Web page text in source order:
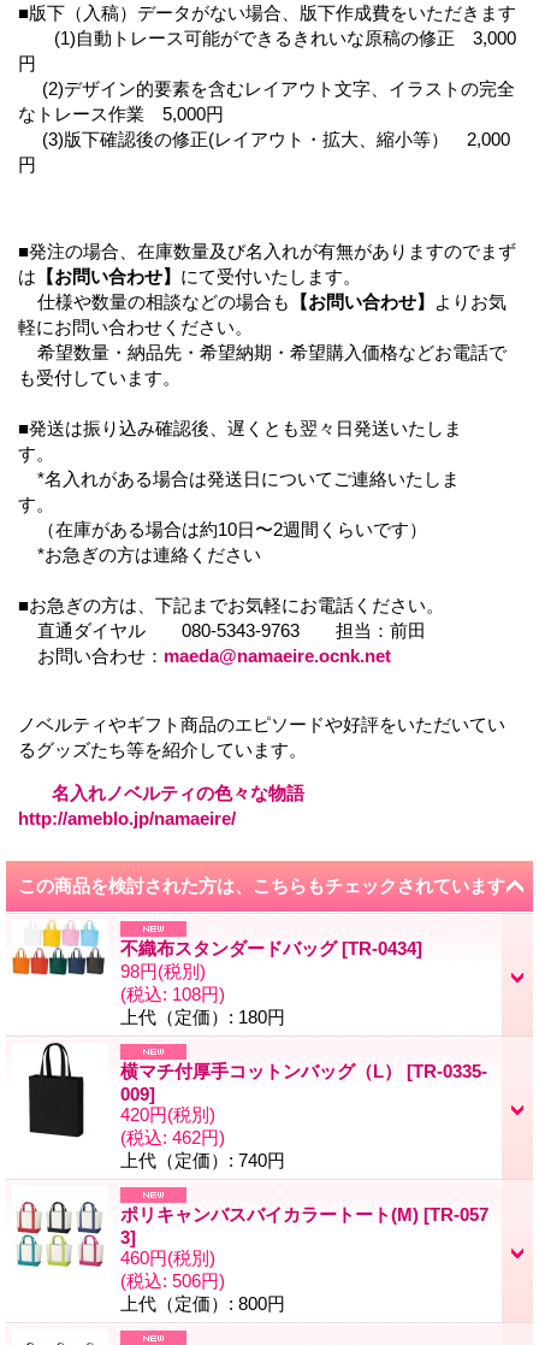
■版下（入稿）データがない場合、版下作成費をいただきます
(1)自動トレース可能ができるきれいな原稿の修正 3,000
円
(2)デザイン的要素を含むレイアウト文字、イラストの完全
なトレース作業 5,000円
(3)版下確認後の修正(レイアウト・拡大、縮小等） 2,000
円
■発注の場合、在庫数量及び名入れが有無がありますのでまず
は 【お問い合わせ】 にて受付いたします。
仕様や数量の相談などの場合も
【お問い合わせ】
よりお気
軽にお問い合わせください。
希望数量・納品先・希望納期・希望購入価格などお電話で
も受付しています。
■発送は振り込み確認後、遅くとも翌々日発送いたしま
す。
*名入れがある場合は発送日についてご連絡いたしま
す。
（在庫がある場合は約10日〜2週間くらいです）
*お急ぎの方は連絡ください
■お急ぎの方は、下記までお気軽にお電話ください。
直通ダイヤル 080-5343-9763 担当：前田
お問い合わせ： maeda@namaeire.ocnk.net
ノベルティやギフト商品のエピソードや好評をいただいてい
るグッズたち等を紹介しています。
名入れノベルティの色々な物語
http://ameblo.jp/namaeire/
この商品を検討された方は、こちらもチェックされています
不織布スタンダードバッグ[TR-0434]
98円(税別)
(税込: 108円)
上代（定価） : 180円
横マチ付厚手コットンバッグ（L） [TR-0335-
009]
420円(税別)
(税込: 462円)
上代（定価） : 740円
ポリキャンバスバイカラートート(M) [TR-057
3]
460円(税別)
(税込: 506円)
上代（定価） : 800円